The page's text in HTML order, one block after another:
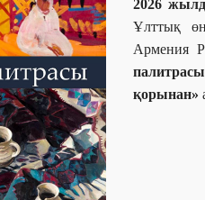
2026
Ұлттық
Армения
қорынан»